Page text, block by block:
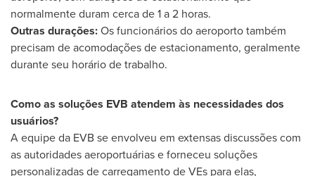
normalmente duram cerca de 1 a 2 horas.
Outras durações:Os funcionários do aeroporto também
precisam de acomodações de estacionamento, geralmente
durante seu horário de trabalho.
Como as soluções EVB atendem às necessidades dos
usuários?
A equipe da EVB se envolveu em extensas discussões com
as autoridades aeroportuárias e forneceu soluções
personalizadas de carregamento de VEs para elas,